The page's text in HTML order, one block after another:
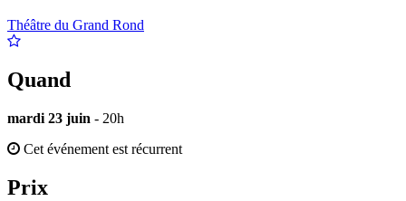
Théâtre du Grand Rond
Quand
mardi 23 juin - 20h
Cet événement est récurrent
Prix